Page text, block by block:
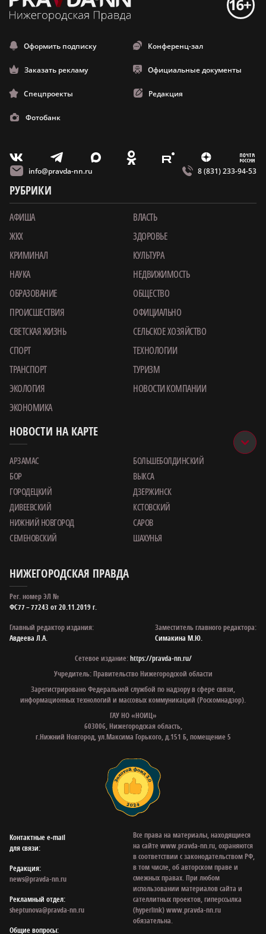
Оформить подписку Конференц-зал
Заказать рекламу Официальные документы
Спецпроекты Редакция
Фотобанк
V T X O E Z m
info@pravda-nn.ru 8 (831) 233-94-53
РУБРИКИ
АФИША
ВЛАСТЬ
ЖКХ
ЗДОРОВЬЕ
КРИМИНАЛ
КУЛЬТУРА
НАУКА
НЕДВИЖИМОСТЬ
ОБРАЗОВАНИЕ
ОБЩЕСТВО
ПРОИСШЕСТВИЯ
ОФИЦИАЛЬНО
СВЕТСКАЯ ЖИЗНЬ
СЕЛЬСКОЕ ХОЗЯЙСТВО
СПОРТ
ТЕХНОЛОГИИ
ТРАНСПОРТ
ТУРИЗМ
ЭКОЛОГИЯ
НОВОСТИ КОМПАНИИ
ЭКОНОМИКА
НОВОСТИ НА КАРТЕ
АРЗАМАС
БОЛЬШЕБОЛДИНСКИЙ
БОР
ВЫКСА
ГОРОДЕЦКИЙ
ДЗЕРЖИНСК
ДИВЕЕВСКИЙ
КСТОВСКИЙ
НИЖНИЙ НОВГОРОД
САРОВ
СЕМЕНОВСКИЙ
ШАХУНЬЯ
НИЖЕГОРОДСКАЯ ПРАВДА
Рег. номер ЭЛ №
ФС77 – 77243 от 20.11.2019 г.
Главный редактор издания:
Авдеева Л.А.
Заместитель главного редактора:
Симакина М.Ю.
Сетевое издание:https://pravda-nn.ru/
Учредитель: Правительство Нижегородской области
Зарегистрировано Федеральной службой по надзору в сфере связи,
информационных технологий и массовых коммуникаций (Роскомнадзор).
ГАУ НО «НОИЦ»
603006, Нижегородская область,
г.Нижний Новгород, ул.Максима Горького, д.151 Б, помещение 5
Контактные e‑mail
для связи:
Редакция:
news@pravda-nn.ru
Рекламный отдел:
sheptunova@pravda-nn.ru
Общие вопросы:
Все права на материалы, находящиеся
на сайте www.pravda-nn.ru, охраняются
в соответствии с законодательством РФ,
в том числе, об авторском праве и
смежных правах. При любом
использовании материалов сайта и
сателлитных проектов, гиперссылка
(hyperlink) www.pravda-nn.ru
обязательна.